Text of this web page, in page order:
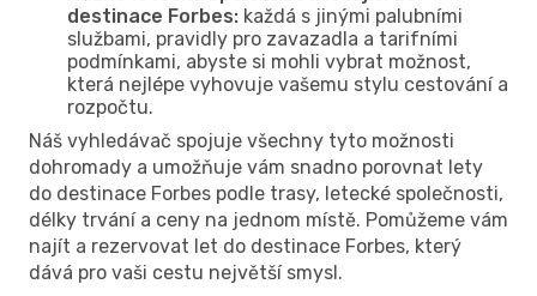
destinace Forbes: každá s jinými palubními
službami, pravidly pro zavazadla a tarifními
podmínkami, abyste si mohli vybrat možnost,
která nejlépe vyhovuje vašemu stylu cestování a
rozpočtu.
Náš vyhledávač spojuje všechny tyto možnosti
dohromady a umožňuje vám snadno porovnat lety
do destinace Forbes podle trasy, letecké společnosti,
délky trvání a ceny na jednom místě. Pomůžeme vám
najít a rezervovat let do destinace Forbes, který
dává pro vaši cestu největší smysl.